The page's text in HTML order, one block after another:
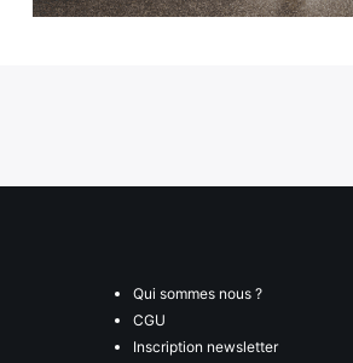
Qui sommes nous ?
CGU
Inscription newsletter